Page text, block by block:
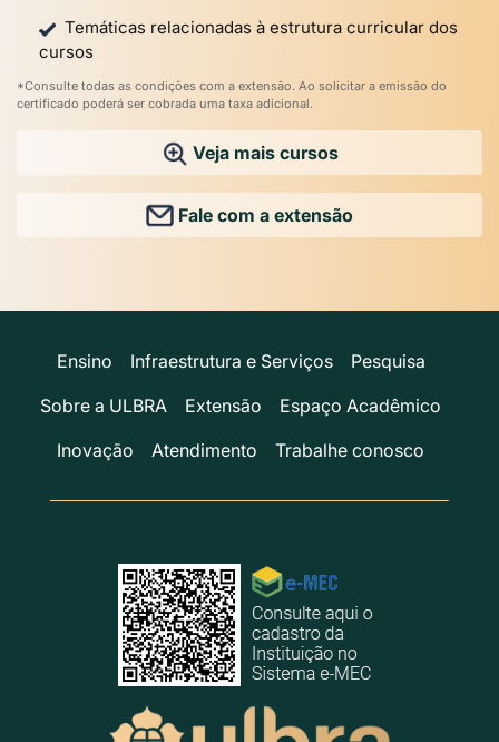
Temáticas relacionadas à estrutura curricular dos
cursos
*Consulte todas as condições com a extensão. Ao solicitar a emissão do
certificado poderá ser cobrada uma taxa adicional.
Veja mais cursos
Fale com a extensão
Ensino Infraestrutura e Serviços
Pesquisa
Sobre a ULBRA
Extensão
Espaço Acadêmico
Inovação
Atendimento Trabalhe conosco